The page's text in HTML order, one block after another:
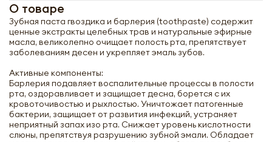
О товаре
Зубная паста гвоздика и барлерия (toothpaste) содержит
ценные экстракты целебных трав и натуральные эфирные
масла, великолепно очищает полость рта, препятствует
заболеваниям десен и укрепляет эмаль зубов.
Активные компоненты:
Барлерия подавляет воспалительные процессы в полости
рта, оздоравливает и защищает десна, борется с их
кровоточивостью и рыхлостью. Уничтожает патогенные
бактерии, защищает от развития инфекций, устраняет
неприятный запах изо рта. Снижает уровень кислотности
слюны, препятствуя разрушению зубной эмали. Обладает